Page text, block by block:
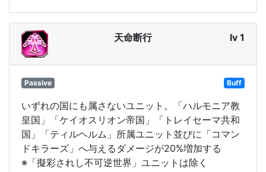
天命断行 lv 1
Passive Buff
いずれの国にも属さないユニット。「ハルモニア教
皇国」「ケイオスリオン帝国」「トレイセーマ共和
国」「ティルヘルム」所属ユニット並びに「コマン
ドキラーズ」へ与えるダメージが20%増加する
※「擬彩されし不可逆世界」ユニットは除く